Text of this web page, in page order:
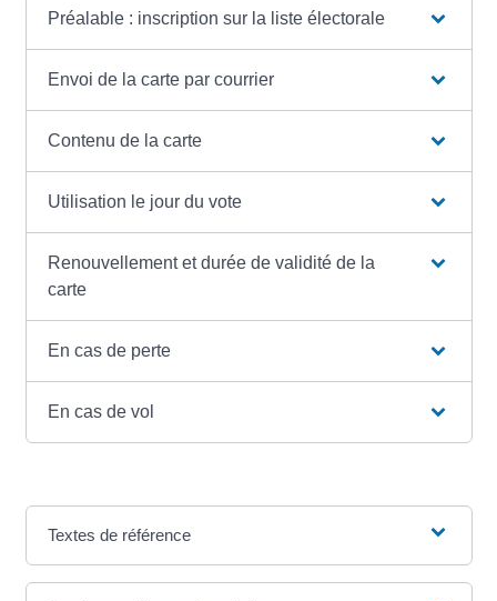
Préalable : inscription sur la liste électorale
Envoi de la carte par courrier
Contenu de la carte
Utilisation le jour du vote
Renouvellement et durée de validité de la
carte
En cas de perte
En cas de vol
Textes de référence